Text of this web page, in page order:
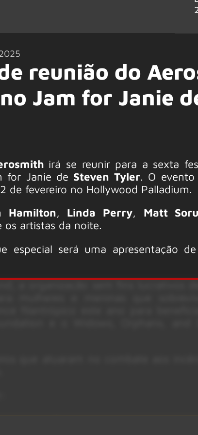
reunião do
Jam for Janie
irá se reunir para a sexta
for Janie de Steven Tyler. O evento
de fevereiro no Hollywood Palladium.
Hamilton, Linda Perry, Matt
artistas da noite.
especial será uma apresentação
a organização sem fins lucrativos
que atuaram no combate aos